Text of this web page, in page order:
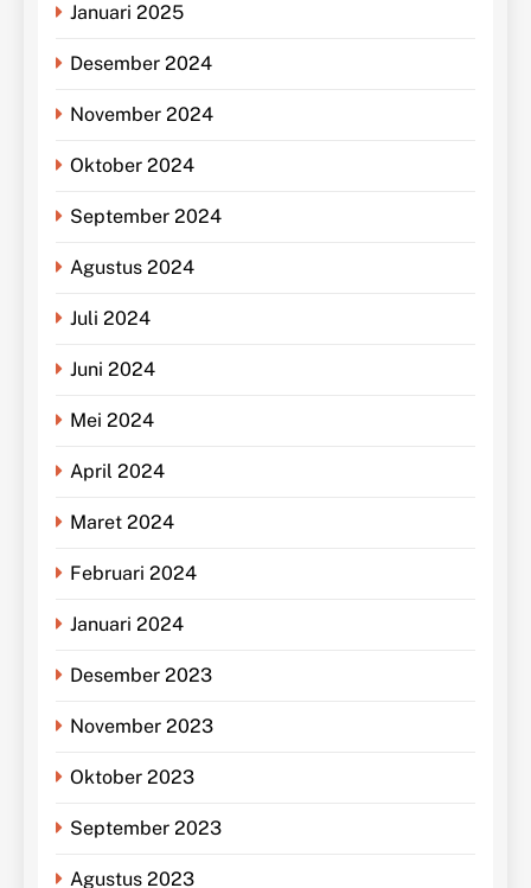
Januari 2025
Desember 2024
November 2024
Oktober 2024
September 2024
Agustus 2024
Juli 2024
Juni 2024
Mei 2024
April 2024
Maret 2024
Februari 2024
Januari 2024
Desember 2023
November 2023
Oktober 2023
September 2023
Agustus 2023